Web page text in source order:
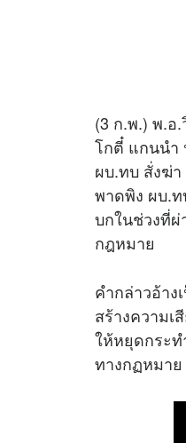
(3 ก.พ.) พ.
โกตี๋ แกนนำ
ผบ.ทบ สั่งฆ่
พาดพิง ผบ.ท
บกในช่วงที่
กฎหมาย
คำกล่าวอ้าง
สร้างความเ
ให้หยุดกระ
ทางกฏหมาย